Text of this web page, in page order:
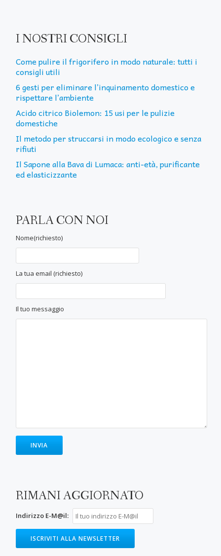
I NOSTRI CONSIGLI
Come pulire il frigorifero in modo naturale: tutti i
consigli utili
6 gesti per eliminare l’inquinamento domestico e
rispettare l’ambiente
Acido citrico Biolemon: 15 usi per le pulizie
domestiche
Il metodo per struccarsi in modo ecologico e senza
rifiuti
Il Sapone alla Bava di Lumaca: anti-età, purificante
ed elasticizzante
PARLA CON NOI
Nome(richiesto)
La tua email (richiesto)
Il tuo messaggio
RIMANI AGGIORNATO
Indirizzo E-M@il: